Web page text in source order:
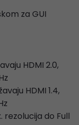
za GUI
HDMI 2.0,
HDMI 1.4,
rezolucija do Full